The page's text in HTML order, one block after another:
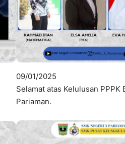
09/01/2025
Selamat atas Kelulusan
Pariaman.